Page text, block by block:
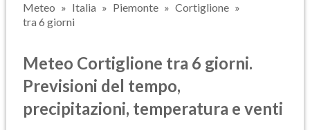
Meteo Italia Piemonte
Cortiglione
tra 6 giorni
Meteo Cortiglione tra 6 giorni.
Previsioni del tempo,
precipitazioni, temperatura e venti